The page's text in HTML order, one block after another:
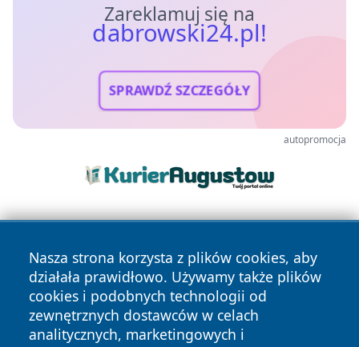
Zareklamuj się na
dabrowski24.pl!
SPRAWDŹ SZCZEGÓŁY
autopromocja
Nasza strona korzysta z plików cookies, aby
działała prawidłowo. Używamy także plików
cookies i podobnych technologii od
zewnętrznych dostawców w celach
analitycznych, marketingowych i
Copyright © 2026 dabrowski24.pl Wszystkie prawa
zastrzeżone.